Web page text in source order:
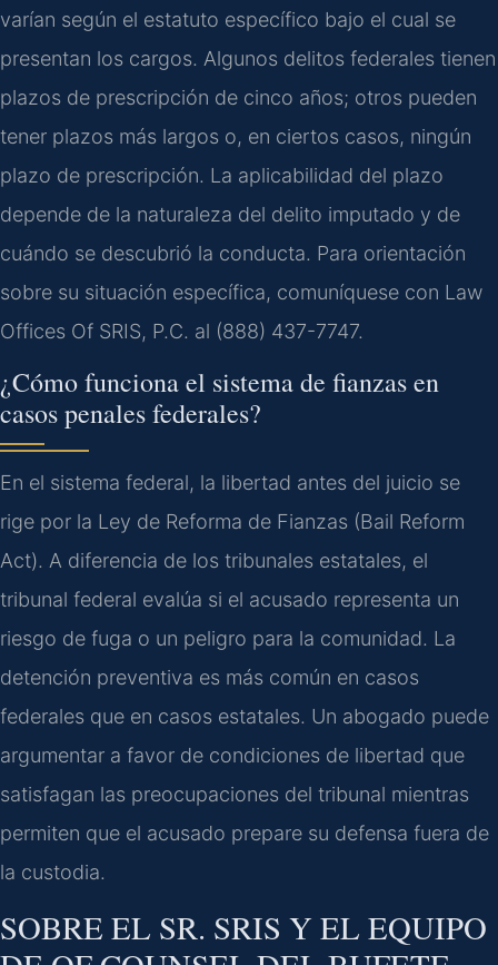
varían según el estatuto específico bajo el cual se
presentan los cargos. Algunos delitos federales tienen
plazos de prescripción de cinco años; otros pueden
tener plazos más largos o, en ciertos casos, ningún
plazo de prescripción. La aplicabilidad del plazo
depende de la naturaleza del delito imputado y de
cuándo se descubrió la conducta. Para orientación
sobre su situación específica, comuníquese con Law
Offices Of SRIS, P.C. al (888) 437-7747.
¿Cómo funciona el sistema de fianzas en
casos penales federales?
En el sistema federal, la libertad antes del juicio se
rige por la Ley de Reforma de Fianzas (Bail Reform
Act). A diferencia de los tribunales estatales, el
tribunal federal evalúa si el acusado representa un
riesgo de fuga o un peligro para la comunidad. La
detención preventiva es más común en casos
federales que en casos estatales. Un abogado puede
argumentar a favor de condiciones de libertad que
satisfagan las preocupaciones del tribunal mientras
permiten que el acusado prepare su defensa fuera de
la custodia.
SOBRE EL SR. SRIS Y EL EQUIPO